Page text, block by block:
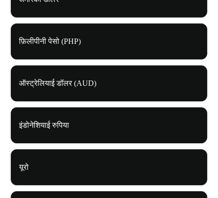
फ़िलीपीनी पेसो (PHP)
ऑस्ट्रेलियाई डॉलर (AUD)
इंडोनेशियाई रुपिया
यूरो